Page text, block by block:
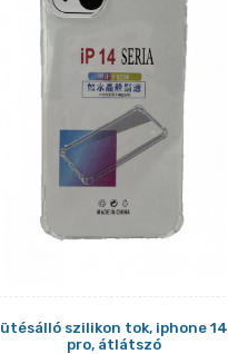
ütésálló szilikon tok, iphone 14
pro, átlátszó